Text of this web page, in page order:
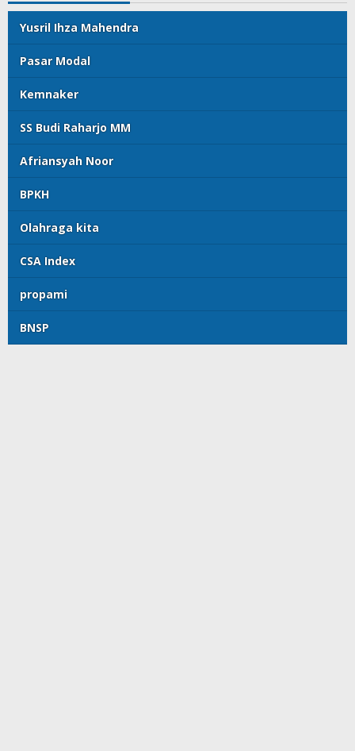
Yusril Ihza Mahendra
Pasar Modal
Kemnaker
SS Budi Raharjo MM
Afriansyah Noor
BPKH
Olahraga kita
CSA Index
propami
BNSP